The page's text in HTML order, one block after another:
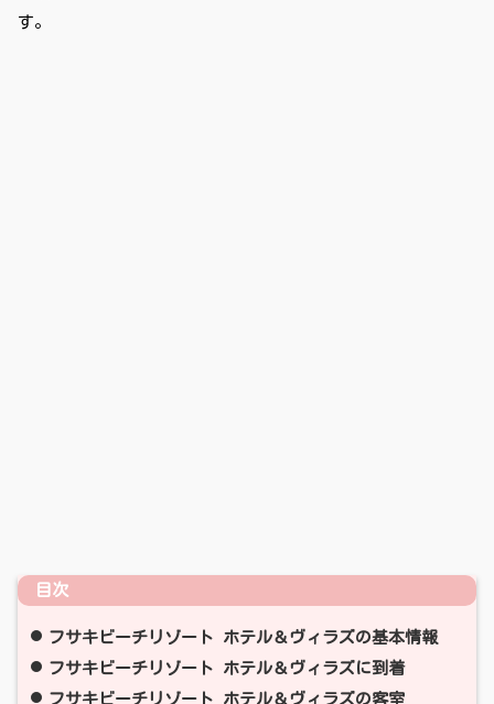
す。
目次
フサキビーチリゾート ホテル＆ヴィラズの基本情報
フサキビーチリゾート ホテル＆ヴィラズに到着
フサキビーチリゾート ホテル＆ヴィラズの客室